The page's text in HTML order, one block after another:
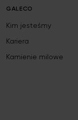
GALECO
Kim jesteśmy
Kariera
Kamienie milowe